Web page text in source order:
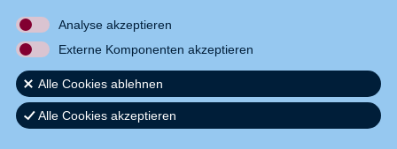
einen neuen und spannenden beruflichen
Weg.
Analyse akzeptieren
Externe Komponenten akzeptieren
Alle Cookies ablehnen
Alle Cookies akzeptieren